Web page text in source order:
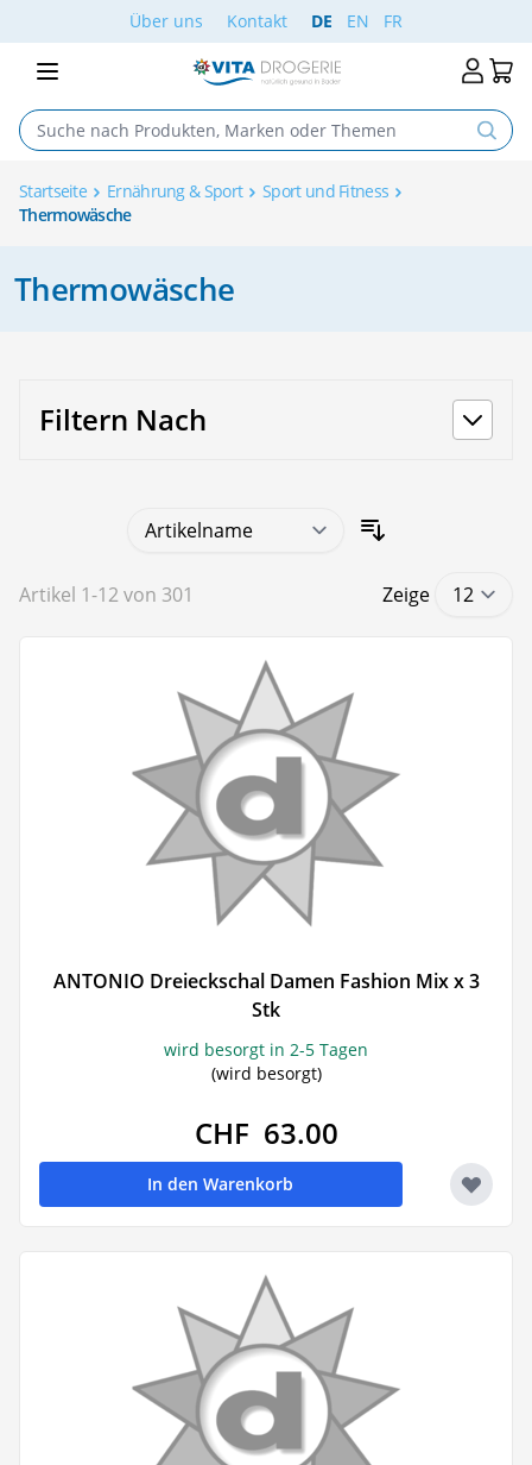
Skip to ContentÜber uns Kontakt DE EN FR
Startseite Ernährung & Sport
Sport und Fitness
Thermowäsche
Thermowäsche
Filtern Nach
Artikel 1-12von 301 Zeige
ANTONIO Dreieckschal Damen Fashion Mix x 3
Stk
wird besorgt in 2-5 Tagen
(wird besorgt)
CHF 63.00
In den Warenkorb